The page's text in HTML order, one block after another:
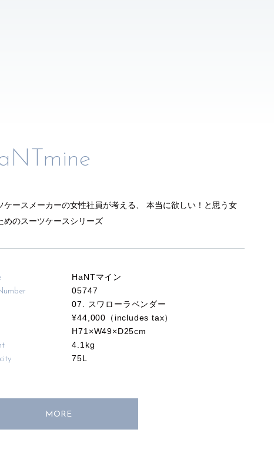
ケースメーカーの女性社員が考える、 本当に欲しい！と思う女
めのスーツケースシリーズ
HaNTマイン
05747
07. スワローラベンダー
¥44,000（includes tax）
H71×W49×D25cm
4.1kg
75L
MORE